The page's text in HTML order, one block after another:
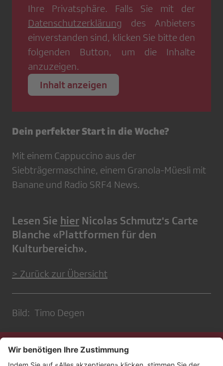
Ihre Privatsphäre. Falls Sie mit der
Datenschutzerklärung des Anbieters
einverstanden sind, klicken Sie bitte den
folgenden Button, um die Inhalte
anzuzeigen.
Inhalt anzeigen
Dein perfekter Start in die Woche?
Mit einem Cappuccino aus der
Siebträgermaschine, einem Granola-Müesli mit
Banane und Radio SRF4 News.
Lesen Sie hier Nicolas Schmutz's Carte
Blanche «Plattformen für den
Kulturbereich».
> Zurück zur Übersicht
Bild: Timo Degen